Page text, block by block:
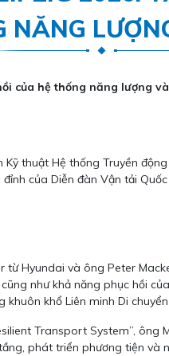
NĂNG
của hệ thống năng lượng
thuật Hệ thống Truyền
của Diễn đàn Vận tải
Hyundai và ông Peter
như khả năng phục hồi
khổ Liên minh Di
Transport System”,
phát triển phương tiện